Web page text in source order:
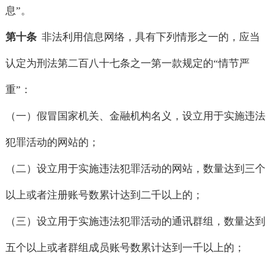
息”。
第十条 非法利用信息网络，具有下列情形之一的，应当
认定为刑法第二百八十七条之一第一款规定的“情节严
重”：
（一）假冒国家机关、金融机构名义，设立用于实施违法
犯罪活动的网站的；
（二）设立用于实施违法犯罪活动的网站，数量达到三个
以上或者注册账号数累计达到二千以上的；
（三）设立用于实施违法犯罪活动的通讯群组，数量达到
五个以上或者群组成员账号数累计达到一千以上的；